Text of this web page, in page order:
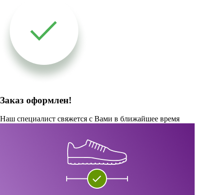
Заказ оформлен!
Наш специалист свяжется с Вами в ближайшее время